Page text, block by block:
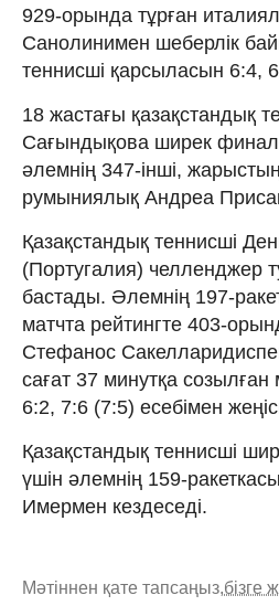
929-орында тұрған
Санолинимен шеберлік
теннисші қарсыласын 6:4,
18 жастағы қазақстандық
Сағындықова ширек
әлемнің 347-інші,
румыниялық Андреа
Қазақстандық теннисші
(Португалия) челленджер
бастады. Әлемнің 197-
матчта рейтингте 403-
Стефанос
сағат 37 минутқа
6:2, 7:6 (7:5) есебімен
Қазақстандық теннисші
үшін әлемнің 159-
Имермен кездеседі.
Мәтіннен қате тапсаңыз,бізге